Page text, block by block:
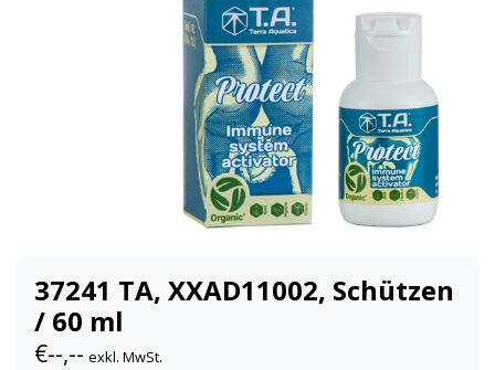
37241 TA, XXAD11002, Schützen
/ 60 ml
€--,-- exkl. MwSt.